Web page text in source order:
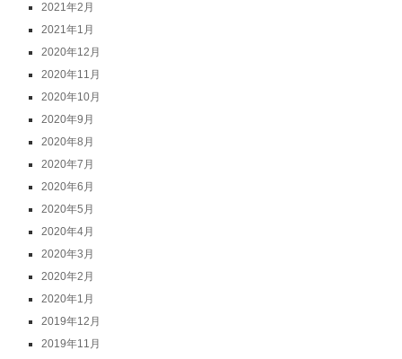
2021年2月
2021年1月
2020年12月
2020年11月
2020年10月
2020年9月
2020年8月
2020年7月
2020年6月
2020年5月
2020年4月
2020年3月
2020年2月
2020年1月
2019年12月
2019年11月